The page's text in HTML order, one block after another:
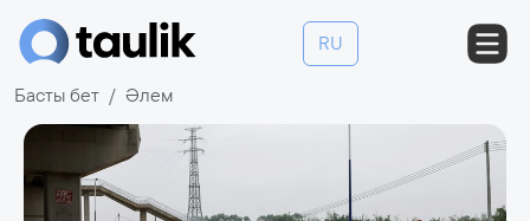
RU
Басты бет Әлем